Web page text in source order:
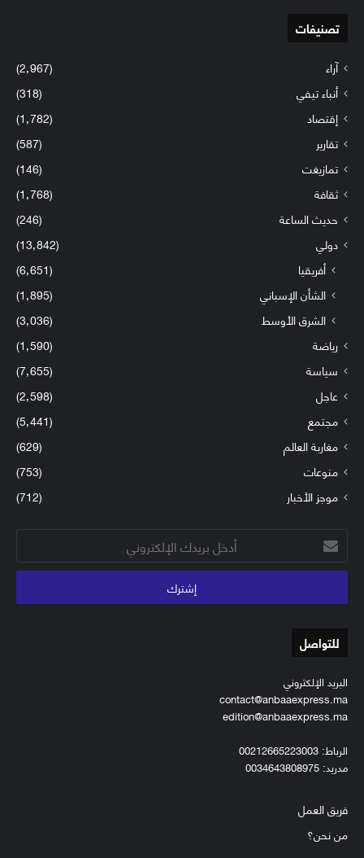
تصنيفات
آراء
(2٬967)
أنباء تيفي
(318)
إقتصاد
(1٬782)
تقارير
(587)
تمازيغت
(146)
ثقافة
(1٬768)
حديث الساعة
(246)
دولي
(13٬842)
أفريقيا
(6٬651)
الشأن الإسباني
(1٬895)
الشرق الأوسط
(3٬036)
رياضة
(1٬590)
سياسة
(7٬655)
عاجل
(2٬598)
مجتمع
(5٬441)
مغاربة العالم
(629)
منوعات
(753)
موجز الأخبار
(712)
أدخل
بريدك
الإلكتروني
للتواصل
البريد الإلكتروني
contact@anbaaexpress.ma
edition@anbaaexpress.ma
الرباط: 00212665223003
مدريد: 0034643808975
فريق العمل
من نحن؟